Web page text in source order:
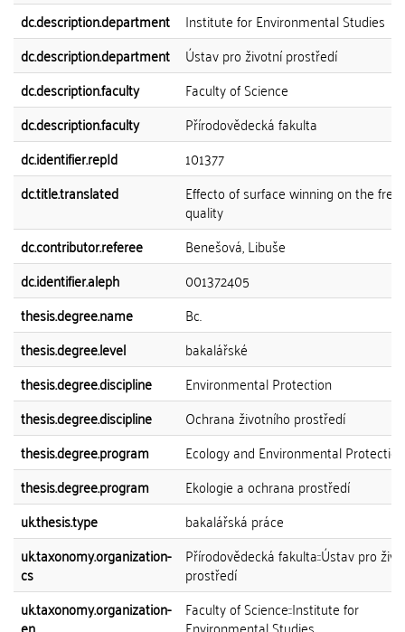
dc.description.department
Institute for Environmental Studies
dc.description.department
Ústav pro životní prostředí
dc.description.faculty
Faculty of Science
dc.description.faculty
Přírodovědecká fakulta
dc.identifier.repId
101377
dc.title.translated
Effecto of surface winning on the
quality
dc.contributor.referee
Benešová, Libuše
dc.identifier.aleph
001372405
thesis.degree.name
Bc.
thesis.degree.level
bakalářské
thesis.degree.discipline
Environmental Protection
thesis.degree.discipline
Ochrana životního prostředí
thesis.degree.program
Ecology and Environmental Protection
thesis.degree.program
Ekologie a ochrana prostředí
uk.thesis.type
bakalářská práce
uk.taxonomy.organization-
cs
Přírodovědecká fakulta::Ústav pro
prostředí
uk.taxonomy.organization-
Faculty of Science::Institute for